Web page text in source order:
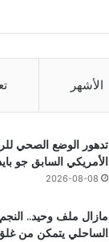
الأشهر
تدهور الوضع الصحي
الأمريكي السابق جو
2026-08-08
مازال ملف وحيد.. النجم
الساحلي يتمكن من